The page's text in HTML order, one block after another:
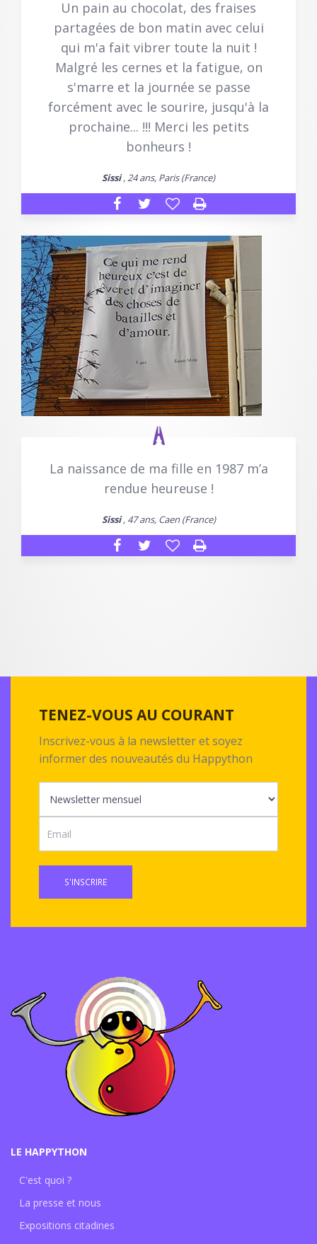
Un pain au chocolat, des fraises
partagées de bon matin avec celui
qui m'a fait vibrer toute la nuit !
Malgré les cernes et la fatigue, on
s'marre et la journée se passe
forcément avec le sourire, jusqu'à la
prochaine... !!! Merci les petits
bonheurs !
Sissi, 24 ans, Paris (France)
La naissance de ma fille en 1987 m’a
rendue heureuse !
Sissi, 47 ans, Caen (France)
TENEZ-VOUS AU COURANT
Inscrivez-vous à la newsletter et soyez
informer des nouveautés du Happython
S'INSCRIRE
LE HAPPYTHON
C'est quoi ?
La presse et nous
Expositions citadines